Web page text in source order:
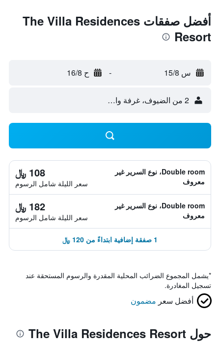
أفضل صفقات The Villa Residences
Resort
س 15/8 - ح 16/8
2 من الضيوف، غرفة واحدة
Double room، نوع السرير غير
معروف
108 ﷼
سعر الليلة شامل الرسوم
Double room، نوع السرير غير
معروف
182 ﷼
سعر الليلة شامل الرسوم
1 صفقة إضافية ابتداءً من 120 ﷼
*يشمل المجموع الضرائب المحلية المقدرة والرسوم المستحقة عند
تسجيل المغادرة.
أفضل سعر مضمون
حول The Villa Residences Resort